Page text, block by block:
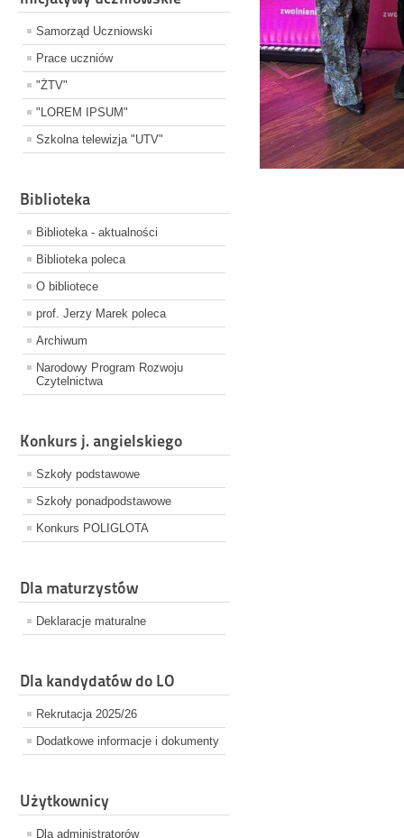
Samorząd Uczniowski
Prace uczniów
"ŻTV"
"LOREM IPSUM"
Szkolna telewizja "UTV"
Biblioteka
Biblioteka - aktualności
Biblioteka poleca
O bibliotece
prof. Jerzy Marek poleca
Archiwum
Narodowy Program Rozwoju
Czytelnictwa
Konkurs j. angielskiego
Szkoły podstawowe
Szkoły ponadpodstawowe
Konkurs POLIGLOTA
Dla maturzystów
Deklaracje maturalne
Dla kandydatów do LO
Rekrutacja 2025/26
Dodatkowe informacje i dokumenty
Użytkownicy
Dla administratorów